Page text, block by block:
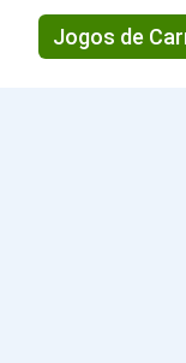
Jogos de